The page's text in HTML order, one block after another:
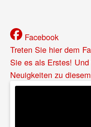
Facebook
Treten Sie hier dem
Sie es als Erstes!
Neuigkeiten zu